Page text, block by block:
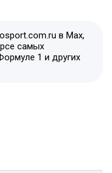
в Max,
самых
1 и других